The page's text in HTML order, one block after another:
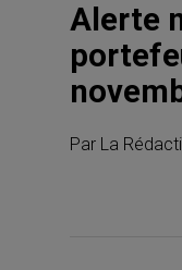
Alerte
Par La